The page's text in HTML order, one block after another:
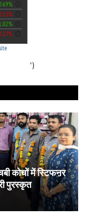
')
कोचों में स्टिफऩर
पुरस्कृत